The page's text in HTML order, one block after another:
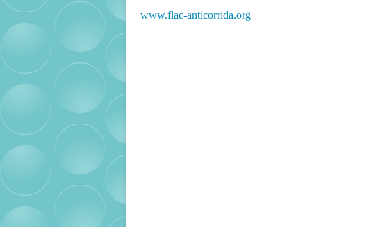
www.flac-anticorrida.org